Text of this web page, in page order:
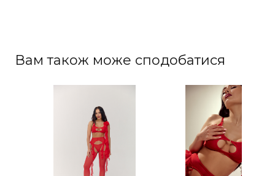
Вам також може сподобатися